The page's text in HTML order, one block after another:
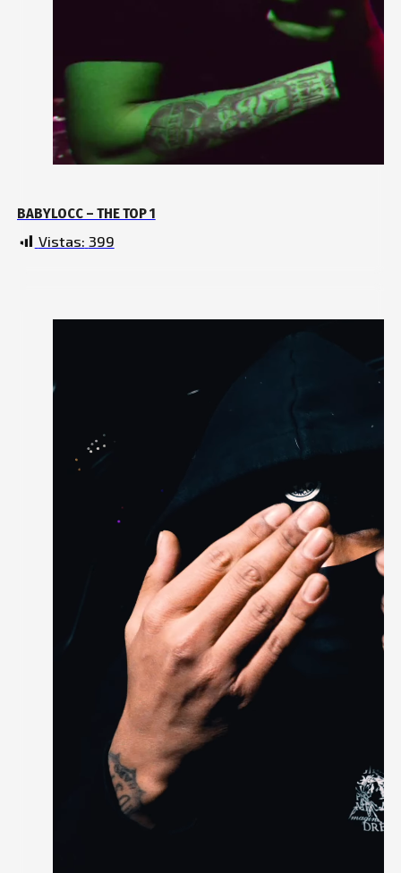
BABYLOCC – THE TOP 1
Vistas: 399